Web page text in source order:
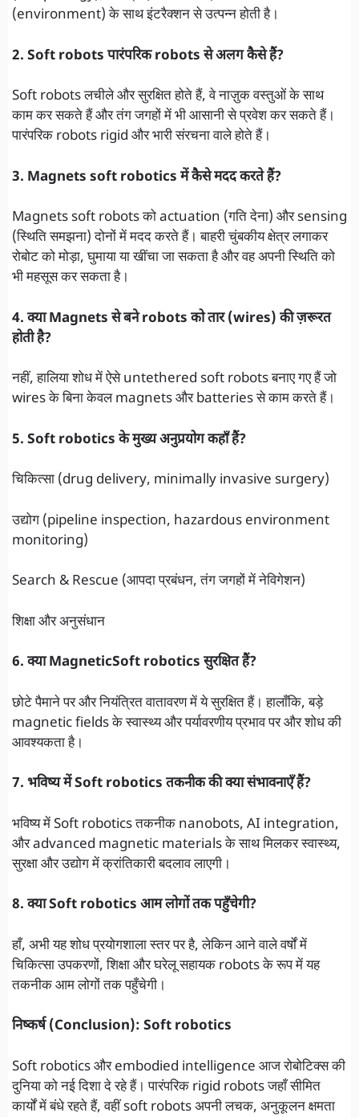
(environment) के साथ इंटरैक्शन से उत्पन्न होती है।
2. Soft robots पारंपरिक robots से अलग कैसे हैं?
Soft robots लचीले और सुरक्षित होते हैं, वे नाज़ुक वस्तुओं के साथ
काम कर सकते हैं और तंग जगहों में भी आसानी से प्रवेश कर सकते हैं।
पारंपरिक robots rigid और भारी संरचना वाले होते हैं।
3. Magnets soft robotics में कैसे मदद करते हैं?
Magnets soft robots को actuation (गति देना) और sensing
(स्थिति समझना) दोनों में मदद करते हैं। बाहरी चुंबकीय क्षेत्र लगाकर
रोबोट को मोड़ा, घुमाया या खींचा जा सकता है और वह अपनी स्थिति को
भी महसूस कर सकता है।
4. क्या Magnets से बने robots को तार (wires) की ज़रूरत
होती है?
नहीं, हालिया शोध में ऐसे untethered soft robots बनाए गए हैं जो
wires के बिना केवल magnets और batteries से काम करते हैं।
5. Soft robotics के मुख्य अनुप्रयोग कहाँ हैं?
चिकित्सा (drug delivery, minimally invasive surgery)
उद्योग (pipeline inspection, hazardous environment
monitoring)
Search & Rescue (आपदा प्रबंधन, तंग जगहों में नेविगेशन)
शिक्षा और अनुसंधान
6. क्या MagneticSoft robotics सुरक्षित हैं?
छोटे पैमाने पर और नियंत्रित वातावरण में ये सुरक्षित हैं। हालाँकि, बड़े
magnetic fields के स्वास्थ्य और पर्यावरणीय प्रभाव पर और शोध की
आवश्यकता है।
7. भविष्य में Soft robotics तकनीक की क्या संभावनाएँ हैं?
भविष्य में Soft robotics तकनीक nanobots, AI integration,
और advanced magnetic materials के साथ मिलकर स्वास्थ्य,
सुरक्षा और उद्योग में क्रांतिकारी बदलाव लाएगी।
8. क्या Soft robotics आम लोगों तक पहुँचेगी?
हाँ, अभी यह शोध प्रयोगशाला स्तर पर है, लेकिन आने वाले वर्षों में
चिकित्सा उपकरणों, शिक्षा और घरेलू सहायक robots के रूप में यह
तकनीक आम लोगों तक पहुँचेगी।
निष्कर्ष (Conclusion): Soft robotics
Soft robotics और embodied intelligence आज रोबोटिक्स की
दुनिया को नई दिशा दे रहे हैं। पारंपरिक rigid robots जहाँ सीमित
कार्यों में बंधे रहते हैं, वहीं soft robots अपनी लचक, अनुकूलन क्षमता